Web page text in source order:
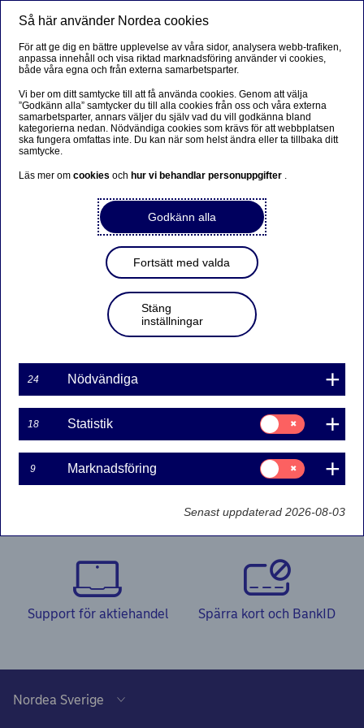
Börshandlade placeringar
Instrument details
The information on this page and the linked pages is
delayed and indicative. Sometimes misprints or other
errors occur. Accordingly, Nordea reserves the right
to change the information on the page without notice.
Dela
Kontakta oss
Support för aktiehandel Spärra kort och BankID
Så här använder Nordea cookies
För att ge dig en bättre upplevelse av våra sidor, analysera webb-trafiken,
anpassa innehåll och visa riktad marknadsföring använder vi cookies,
både våra egna och från externa samarbetsparter.
Vi ber om ditt samtycke till att få använda cookies. Genom att välja
”Godkänn alla” samtycker du till alla cookies från oss och våra externa
samarbetsparter, annars väljer du själv vad du vill godkänna bland
kategorierna nedan. Nödvändiga cookies som krävs för att webbplatsen
ska fungera omfattas inte. Du kan när som helst ändra eller ta tillbaka ditt
samtycke.
Läs mer omcookiesoch hur vi behandlar personuppgifter .
Godkänn alla
Fortsätt med valda
Stäng
inställningar
24 Nödvändiga
18 Statistik
Samtycke
för:
Statistik
9 Marknadsföring
Samtycke
för:
Marknadsföring
Senast uppdaterad 2026-08-03